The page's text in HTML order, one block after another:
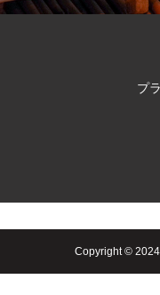
プ
Copyright ©